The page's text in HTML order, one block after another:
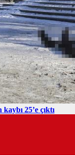
25’e çıktı